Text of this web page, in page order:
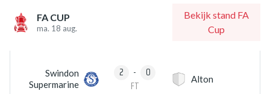
FA CUP
ma. 18 aug.
Bekijk stand FA
Cup
Swindon
Supermarine
2 -
0
FT
Alton